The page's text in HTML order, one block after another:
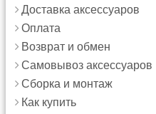
Доставка аксессуаров
Оплата
Возврат и обмен
Самовывоз аксессуаров
Сборка и монтаж
Как купить